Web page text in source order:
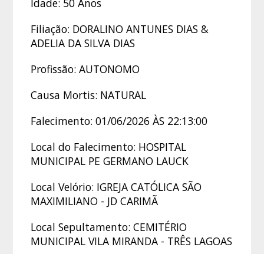
Filiação: DORALINO ANTUNES DIAS &
ADELIA DA SILVA DIAS
Profissão: AUTONOMO
Causa Mortis: NATURAL
Falecimento: 01/06/2026 ÀS 22:13:00
Local do Falecimento: HOSPITAL
MUNICIPAL PE GERMANO LAUCK
Local Velório: IGREJA CATÓLICA SÃO
MAXIMILIANO - JD CARIMÃ
Local Sepultamento: CEMITÉRIO
MUNICIPAL VILA MIRANDA - TRÊS LAGOAS